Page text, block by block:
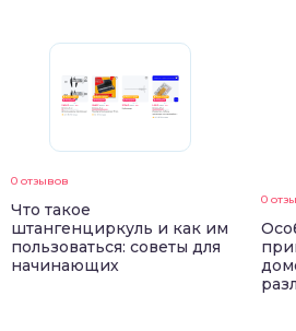
0 отзывов
Что такое
штангенциркуль и как им
пользоваться: советы для
начинающих
0